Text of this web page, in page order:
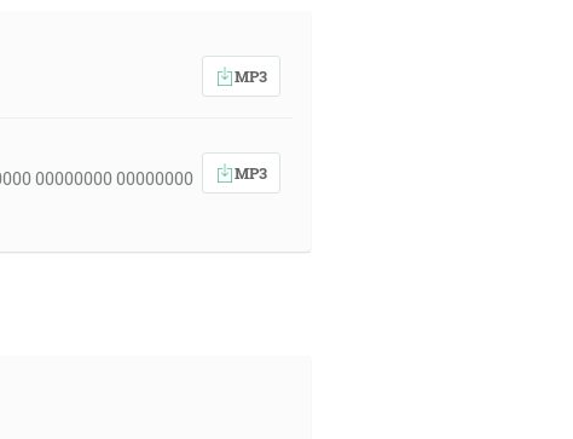
MP3
00000000 00000000
MP3